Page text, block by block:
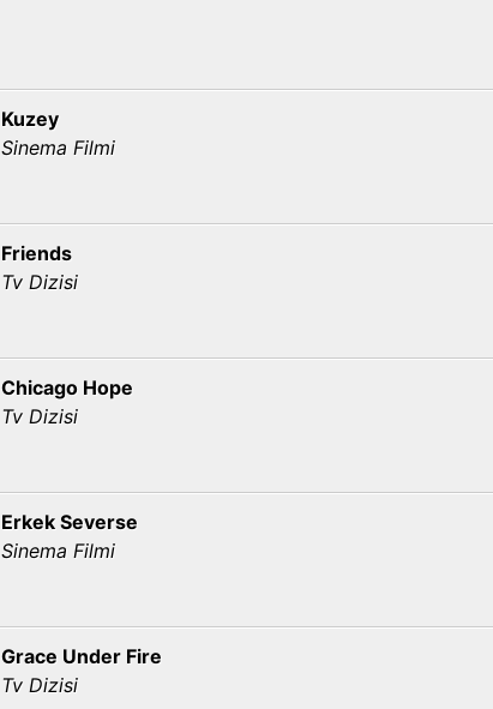
Kuzey
Sinema Filmi
Friends
Tv Dizisi
Chicago Hope
Tv Dizisi
Erkek Severse
Sinema Filmi
Grace Under Fire
Tv Dizisi